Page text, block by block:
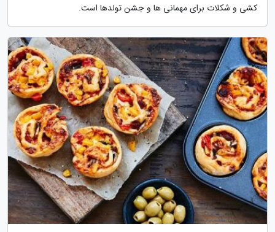
کشی و شکلات برای مهمانی ها و جشن تولدها است.